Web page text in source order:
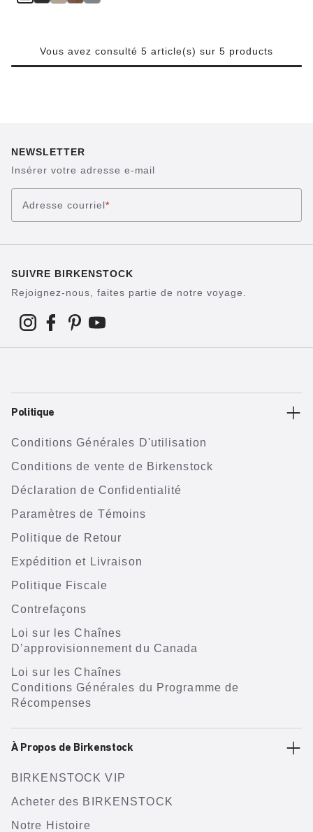
Vous avez consulté 5 article(s) sur 5 products
NEWSLETTER
Insérer votre adresse e-mail
Adresse courriel*
SUIVRE BIRKENSTOCK
Rejoignez-nous, faites partie de notre voyage.
Politique
Conditions Générales D'utilisation
Conditions de vente de Birkenstock
Déclaration de Confidentialité
Paramètres de Témoins
Politique de Retour
Expédition et Livraison
Politique Fiscale
Contrefaçons
Loi sur les Chaînes
D’approvisionnement du Canada
Loi sur les Chaînes
Conditions Générales du Programme de
Récompenses
À Propos de Birkenstock
BIRKENSTOCK VIP
Acheter des BIRKENSTOCK
Notre Histoire